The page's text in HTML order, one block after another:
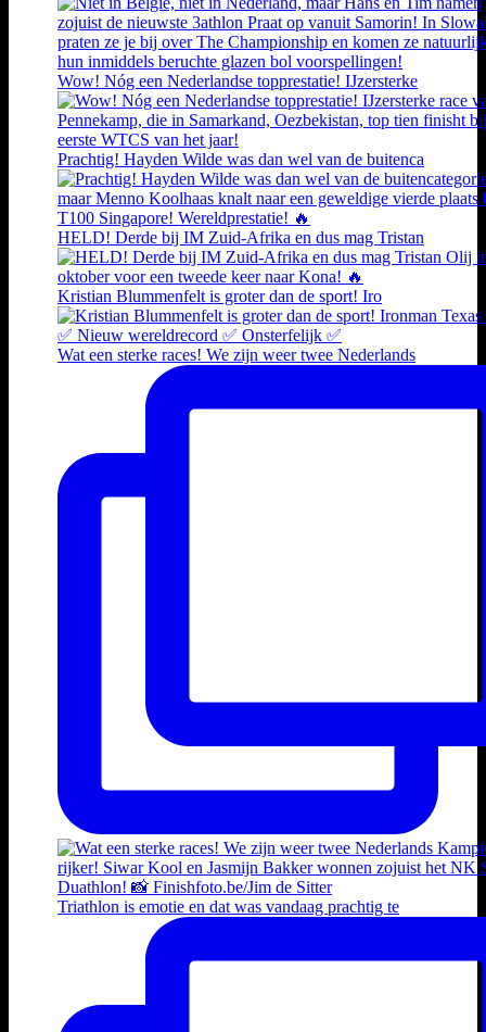
Wow! Nóg een Nederlandse topprestatie! IJzersterke
Prachtig! Hayden Wilde was dan wel van de buitenca
HELD! Derde bij IM Zuid-Afrika en dus mag Tristan
Kristian Blummenfelt is groter dan de sport! Iro
Wat een sterke races! We zijn weer twee Nederlands
Triathlon is emotie en dat was vandaag prachtig te